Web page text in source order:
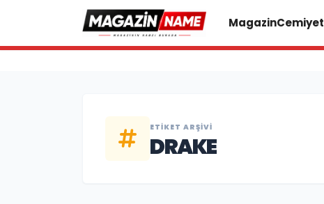
MagazinCemiyet
ETIKET ARŞIVI
DRAKE